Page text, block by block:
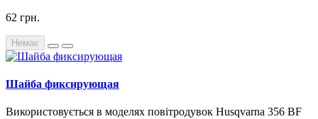
62 грн.
Немає
Шайба фиксирующая
Використовується в моделях повітродувок Husqvarna 356 BF